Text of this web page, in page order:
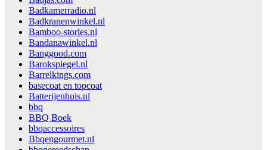
Badkamerradio.nl
Badkranenwinkel.nl
Bamboo-stories.nl
Bandanawinkel.nl
Banggood.com
Barokspiegel.nl
Barrelkings.com
basecoat en topcoat
Batterijenhuis.nl
bbq
BBQ Boek
bbqaccessoires
Bbqengourmet.nl